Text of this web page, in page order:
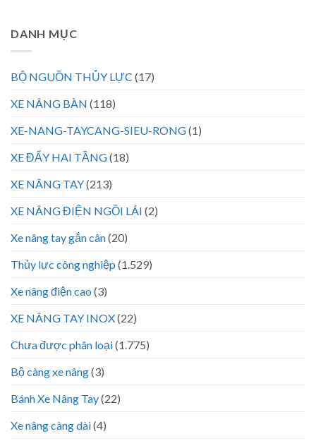
DANH MỤC
BỘ NGUỒN THỦY LỰC (17)
XE NÂNG BÀN (118)
XE-NANG-TAYCANG-SIEU-RONG(1)
XE ĐẨY HAI TẦNG(18)
XE NÂNG TAY(213)
XE NÂNG ĐIỆN NGỒI LÁI (2)
Xe nâng tay gắn cân(20)
Thủy lực công nghiệp (1.529)
Xe nâng điện cao (3)
XE NÂNG TAY INOX(22)
Chưa được phân loại(1.775)
Bộ càng xe nâng(3)
Bánh Xe Nâng Tay(22)
Xe nâng càng dài(4)